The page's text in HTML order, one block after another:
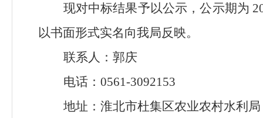
现对中标结果予以公示，公示期为
以书面形式实名向我局反映。
联系人：郭庆
电话： 0561-3092153
地址：淮北市杜集区农业农村水利局